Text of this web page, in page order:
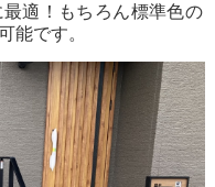
適！もちろん標準色の
能です。